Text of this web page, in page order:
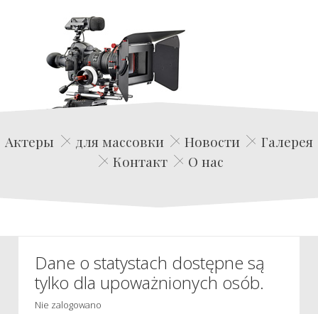
Edwin Film Agencja Aktorska
Актеры для массовки Новости
Галерея
Контакт
О нас
Dane o statystach dostępne są
tylko dla upoważnionych osób.
Nie zalogowano